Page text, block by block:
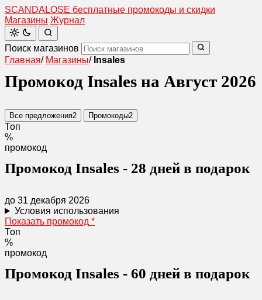
SCANDALOSE бесплатные промокоды и скидки
Магазины Журнал
Поиск магазинов
Главная/ Магазины/ Insales
Промокод Insales на Август 2026
Все предложения2 Промокоды2
Топ
%
промокод
Промокод Insales - 28 дней в подарок
до 31 декабря 2026
Условия использования
Показать промокод *
Топ
%
промокод
Промокод Insales - 60 дней в подарок